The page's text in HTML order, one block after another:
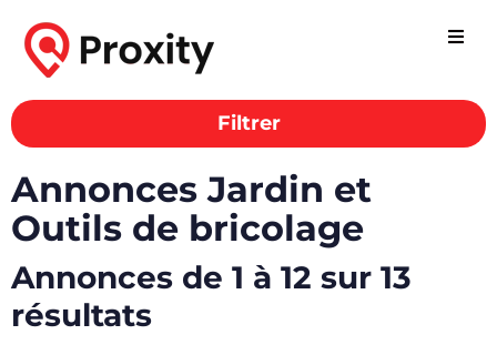
Filtrer
Annonces Jardin et
Outils de bricolage
Annonces de 1 à 12 sur 13
résultats